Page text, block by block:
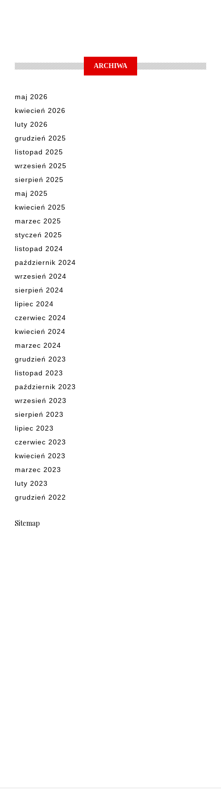
ARCHIWA
maj 2026
kwiecień 2026
luty 2026
grudzień 2025
listopad 2025
wrzesień 2025
sierpień 2025
maj 2025
kwiecień 2025
marzec 2025
styczeń 2025
listopad 2024
październik 2024
wrzesień 2024
sierpień 2024
lipiec 2024
czerwiec 2024
kwiecień 2024
marzec 2024
grudzień 2023
listopad 2023
październik 2023
wrzesień 2023
sierpień 2023
lipiec 2023
czerwiec 2023
kwiecień 2023
marzec 2023
luty 2023
grudzień 2022
Sitemap